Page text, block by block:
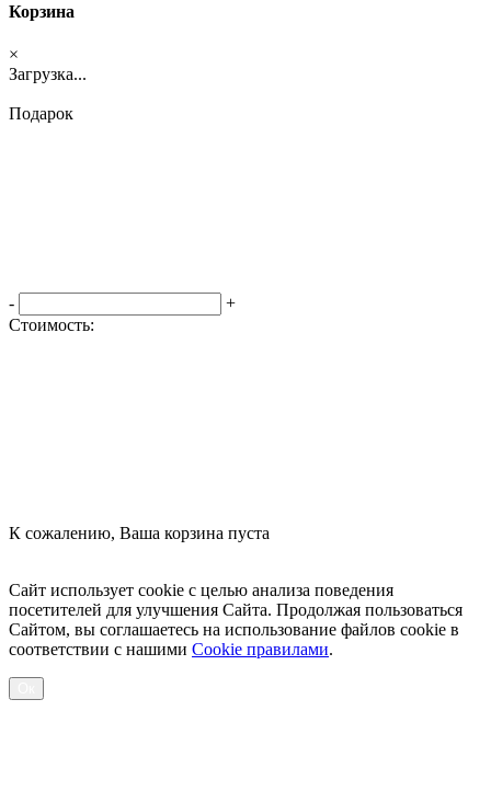
Корзина
×
Загрузка...
Подарок
-
+
Стоимость:
К сожалению, Ваша корзина пуста
Сайт использует cookie с целью анализа поведения
посетителей для улучшения Сайта. Продолжая пользоваться
Сайтом, вы соглашаетесь на использование файлов cookie в
соответствии с нашими Cookiе правилами.